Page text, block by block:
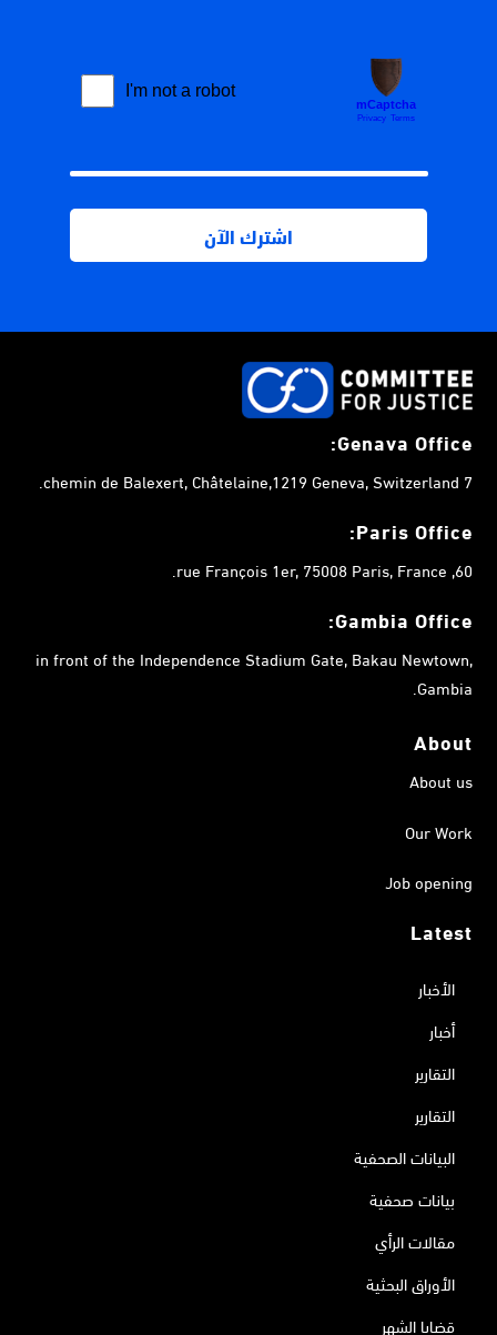
Genava Office:
7 chemin de Balexert, Châtelaine,1219 Geneva, Switzerland.
Paris Office:
60, rue François 1er, 75008 Paris, France.
Gambia Office:
in front of the Independence Stadium Gate, Bakau Newtown,
Gambia.
About
About us
Our Work
Job opening
Latest
الأخبار
أخبار
التقارير
التقارير
البيانات الصحفية
بيانات صحفية
مقالات الرأي
الأوراق البحثية
قضايا الشهر